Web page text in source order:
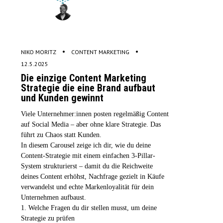
NIKO MORITZ • CONTENT MARKETING •
12.5.2025
Die einzige Content Marketing
Strategie die eine Brand aufbaut
und Kunden gewinnt
Viele Unternehmer:innen posten regelmäßig Content
auf Social Media – aber ohne klare Strategie. Das
führt zu Chaos statt Kunden.
In diesem Carousel zeige ich dir, wie du deine
Content-Strategie mit einem einfachen 3-Pillar-
System strukturierst – damit du die Reichweite
deines Content erhöhst, Nachfrage gezielt in Käufe
verwandelst und echte Markenloyalität für dein
Unternehmen aufbaust.
1. Welche Fragen du dir stellen musst, um deine
Strategie zu prüfen